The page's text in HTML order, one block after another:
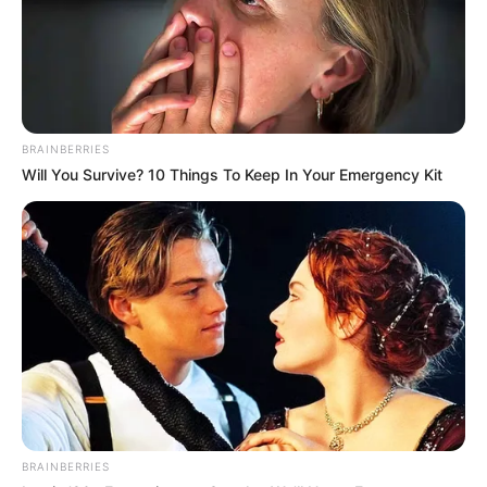
ist.Ein einziger Shop, um I
BRAINBERRIES
Will You Survive? 10 Things To Keep In Your Emergency Kit
BRAINBERRIES